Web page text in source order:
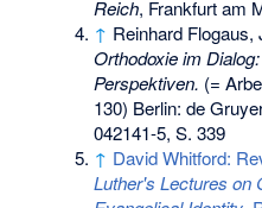
Reich, Frankfurt am
↑ Reinhard
Orthodoxie im
Perspektiven. (=
130) Berlin: de
042141-5, S. 339
↑ David Whitford:
Luther's Lectures on